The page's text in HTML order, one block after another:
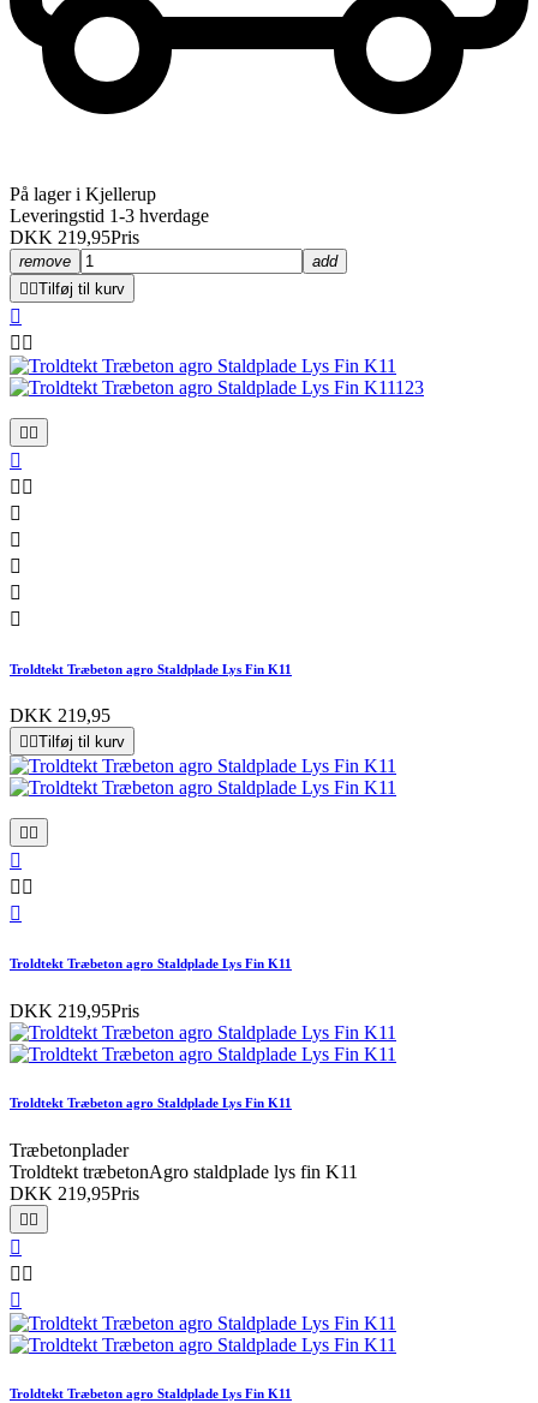
På lager i Kjellerup
Leveringstid 1-3 hverdage
DKK 219,95Pris
remove
add
Tilføj til kurv

 


 





Troldtekt Træbeton agro Staldplade Lys Fin K11
DKK 219,95
 Tilføj til kurv
 

 

Troldtekt Træbeton agro Staldplade Lys Fin K11
DKK 219,95Pris
Troldtekt Træbeton agro Staldplade Lys Fin K11
Træbetonplader
Troldtekt træbetonAgro staldplade lys fin K11
DKK 219,95Pris
 

 

Troldtekt Træbeton agro Staldplade Lys Fin K11